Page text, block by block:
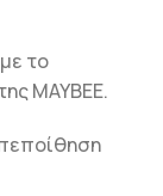
το
MAYBEE.